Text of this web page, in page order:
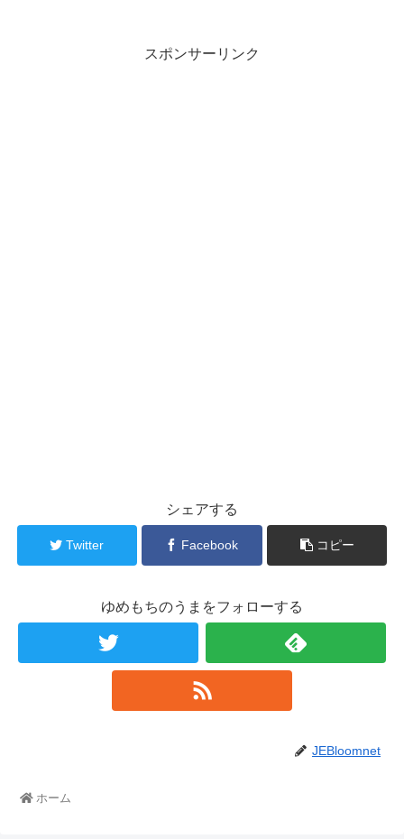
スポンサーリンク
シェアする
Twitter Facebook コピー
ゆめもちのうまをフォローする
JEBloomnet
ホーム